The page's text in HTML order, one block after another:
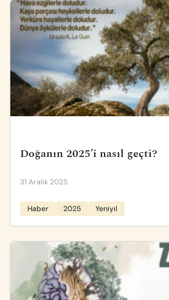
Doğanın 2025’i nasıl geçti?
31 Aralık 2025
Haber 2025 Yeniyıl